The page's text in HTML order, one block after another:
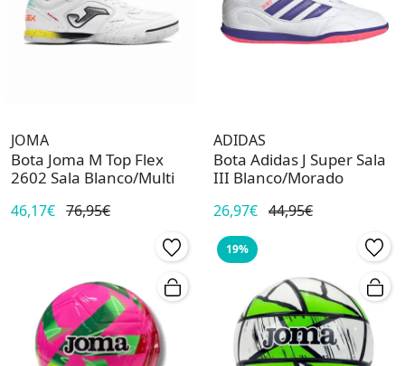
JOMA
Bota Joma M Top Flex
2602 Sala Blanco/Multi
46,17€ 76,95€
ADIDAS
Bota Adidas J Super Sala
III Blanco/Morado
26,97€ 44,95€
19%